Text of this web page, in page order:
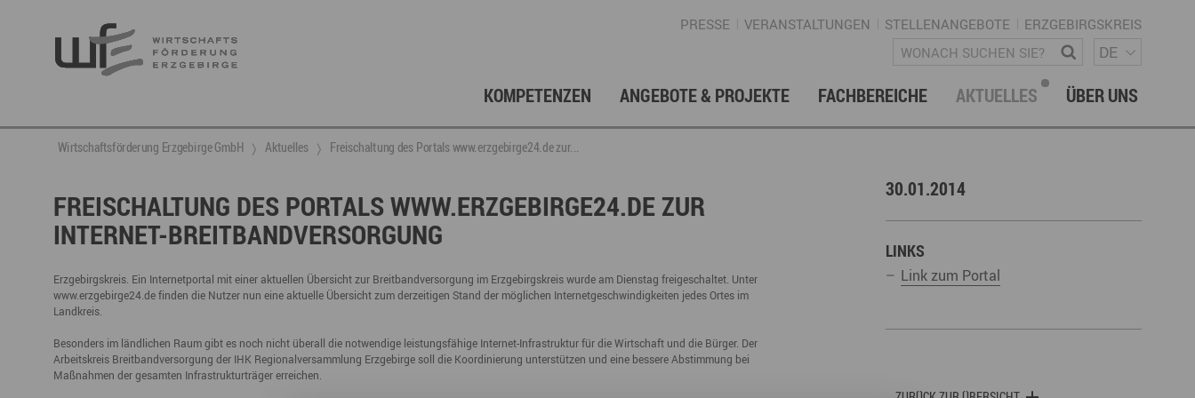
PRESSE VERANSTALTUNGEN STELLENANGEBOTE ERZGEBIRGSKREIS
Wonach suchen Sie? DE
KOMPETENZEN
Berufsnachwuchs & Fachkräfte
Partner vernetzen
Talente integrieren
Fachkräfte finden
Nachwuchs finden
Talente finden
Talente binden
Gründung, Förderung & Investition
Fördermittelberatung
Gewerbeflächen – Immobilien
Gründen im Erzgebirge
Unternehmensdatenbank
Miet- und Veranstaltungsangebote Regionalmarketing & -entwicklung
ANGEBOTE & PROJEKTE
aktuelle Angebote & Projekte
Projekte
Projektarchiv
FACHBEREICHE
Wirtschaftsservice
Berufsnachwuchs & Fachkräfte
Gründung, Förderung und Investition
Innovation- und Technologietransfer
Berufs- & Studienorientierung
Angebote für Schüler
Angebote für Lehrer
Angebote für Unternehmen
Arbeitskreis Schule-Wirtschaft
Strategie
Gründer- & Dienstleistungszentrum (GDZ)
Annaberg
Touristische Infrastruktur
AKTUELLES
Neuigkeiten Presse
Veranstaltungen
ÜBER UNS
Ansprechpartner & Kontakt Gesellschafterstruktur
DGE Geschichte
Wirtschaftsförderung Erzgebirge GmbH Aktuelles Freischaltung des Portals www.erzgebirge24.de zur...
FREISCHALTUNG DES PORTALS WWW.ERZGEBIRGE24.DE ZUR
INTERNET-BREITBANDVERSORGUNG
Erzgebirgskreis. Ein Internetportal mit einer aktuellen Übersicht zur Breitbandversorgung im Erzgebirgskreis wurde am Dienstag freigeschaltet. Unter
www.erzgebirge24.de finden die Nutzer nun eine aktuelle Übersicht zum derzeitigen Stand der möglichen Internetgeschwindigkeiten jedes Ortes im
Landkreis.
Besonders im ländlichen Raum gibt es noch nicht überall die notwendige leistungsfähige Internet-Infrastruktur für die Wirtschaft und die Bürger. Der
Arbeitskreis Breitbandversorgung der IHK Regionalversammlung Erzgebirge soll die Koordinierung unterstützen und eine bessere Abstimmung bei
Maßnahmen der gesamten Infrastrukturträger erreichen.
30.01.2014
LINKS
Link zum Portal